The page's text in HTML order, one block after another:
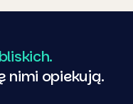
nimi opiekują.